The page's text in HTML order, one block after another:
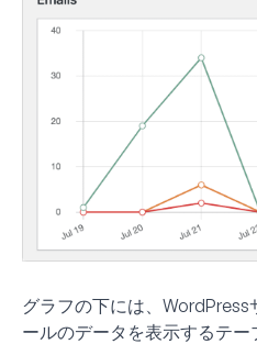
グラフの下には、WordPress
ールのデータを表示するテー